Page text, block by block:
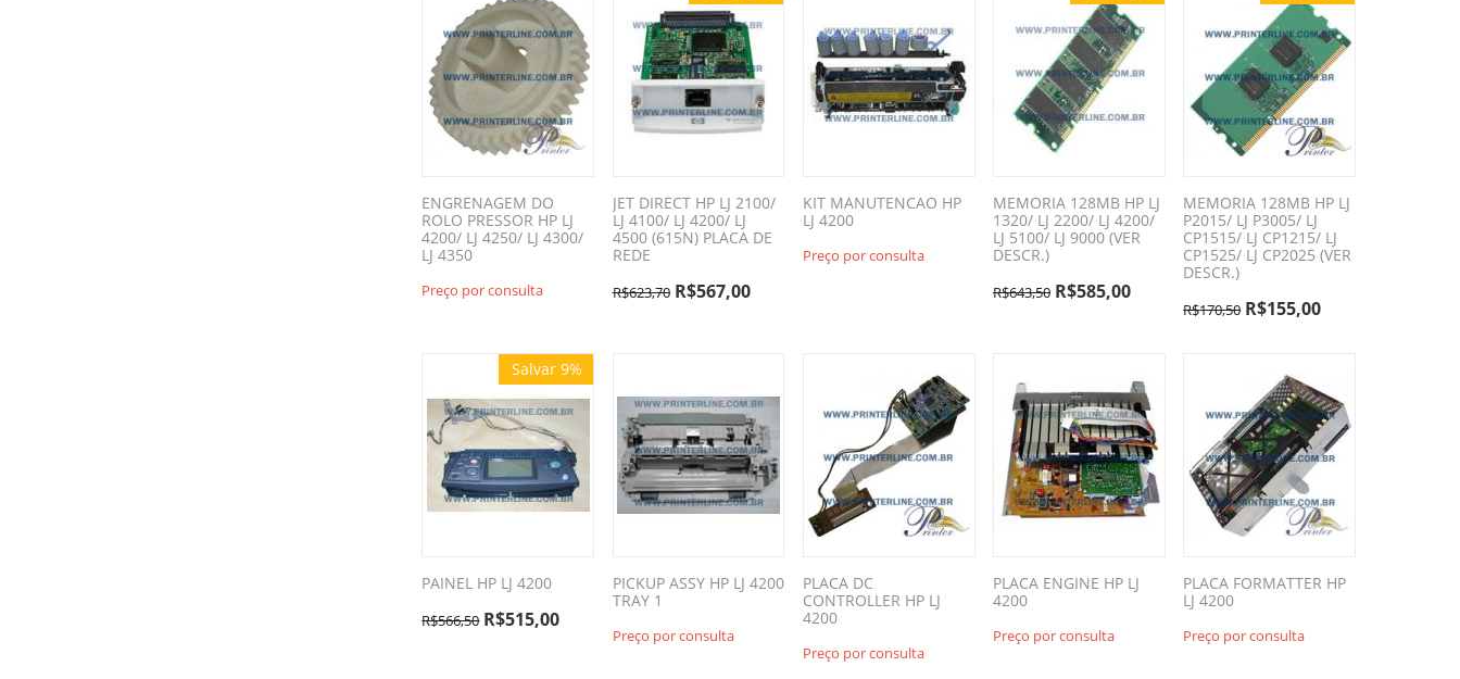
ENGRENAGEM DO
ROLO PRESSOR HP LJ
4200/ LJ 4250/ LJ 4300/
LJ 4350
Preço por consulta
JET DIRECT HP LJ 2100/
LJ 4100/ LJ 4200/ LJ
4500 (615N) PLACA DE
REDE
R$623,70 R$567,00
KIT MANUTENCAO HP
LJ 4200
Preço por consulta
MEMORIA 128MB HP LJ
1320/ LJ 2200/ LJ 4200/
LJ 5100/ LJ 9000 (VER
DESCR.)
R$643,50 R$585,00
MEMORIA 128MB HP LJ
P2015/ LJ P3005/ LJ
CP1515/ LJ CP1215/ LJ
CP1525/ LJ CP2025 (VER
DESCR.)
R$170,50 R$155,00
Salvar 9%
PAINEL HP LJ 4200
R$566,50 R$515,00
PICKUP ASSY HP LJ 4200
TRAY 1
Preço por consulta
PLACA DC
CONTROLLER HP LJ
4200
Preço por consulta
PLACA ENGINE HP LJ
4200
Preço por consulta
PLACA FORMATTER HP
LJ 4200
Preço por consulta